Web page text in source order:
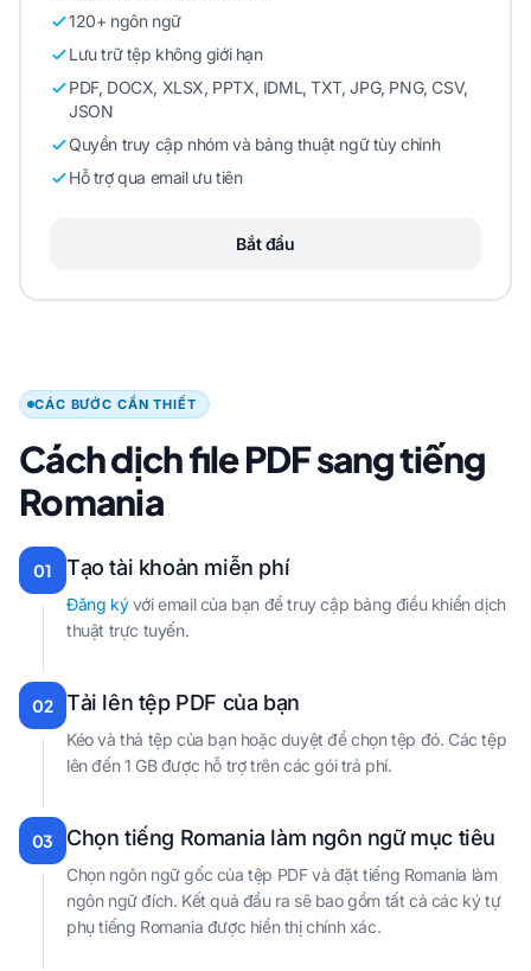
120+ ngôn ngữ
Lưu trữ tệp không giới hạn
PDF, DOCX, XLSX, PPTX, IDML, TXT, JPG, PNG, CSV,
JSON
Quyền truy cập nhóm và bảng thuật ngữ tùy chỉnh
Hỗ trợ qua email ưu tiên
Bắt đầu
CÁC BƯỚC CẦN THIẾT
Cách dịch file PDF sang tiếng
Romania
01 Tạo tài khoản miễn phí
Đăng kývới email của bạn để truy cập bảng điều khiển dịch
thuật trực tuyến.
02 Tải lên tệp PDF của bạn
Kéo và thả tệp của bạn hoặc duyệt để chọn tệp đó. Các tệp
lên đến 1 GB được hỗ trợ trên các gói trả phí.
03 Chọn tiếng Romania làm ngôn ngữ mục tiêu
Chọn ngôn ngữ gốc của tệp PDF và đặt tiếng Romania làm
ngôn ngữ đích. Kết quả đầu ra sẽ bao gồm tất cả các ký tự
phụ tiếng Romania được hiển thị chính xác.